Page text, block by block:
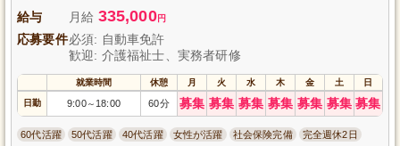
給与 月給 335,000円
応募要件必須: 自動車免許
歓迎: 介護福祉士、実務者研修
就業時間 休憩 月 火 水 木 金 土 日
日勤 9:00～ 18:00 60分 募集 募集 募集 募集 募集 募集 募集
60代活躍 50代活躍 40代活躍 女性が活躍 社会保険完備 完全週休2日